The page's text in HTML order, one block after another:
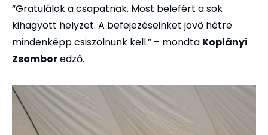
“Gratulálok a csapatnak. Most belefért a sok
kihagyott helyzet. A befejezéseinket jövő hétre
mindenképp csiszolnunk kell.” – mondta Koplányi
Zsomboredző.